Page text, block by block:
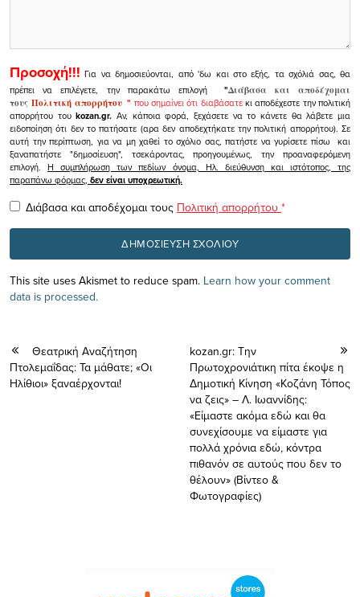
Προσοχή!!! Για να δημοσιεύονται, από 'δω και στο εξής, τα σχόλιά σας, θα
πρέπει να επιλέγετε, την παρακάτω επιλογή
"Διάβασα και αποδέχομαι
τουςΠολιτική απορρήτου" που σημαίνει ότι διαβάσατεκι αποδέχεστε την πολιτική
απορρήτου τουkozan.gr. Αν, κάποια φορά, ξεχάσετε να το κάνετε θα λάβετε μια
ειδοποίηση ότι δεν το πατήσατε (αρα δεν αποδεχτήκατε την πολιτική απορρήτου). Σε
αυτή την περίπτωση, για να μη χαθεί το σχόλιο σας, πατήστε να γυρίσετε πίσω και
ξαναπατήστε "δημοσίευση", τσεκάροντας, προηγουμένως, την προαναφερόμενη
επιλογή.Η συμπλήρωση των πεδίων όνομα, Ηλ. διεύθυνση και ιστότοπος, της
παραπάνω φόρμας, δεν είναι υποχρεωτική.
Διάβασα και αποδέχομαι τους Πολιτική απορρήτου *
This site uses Akismet to reduce spam. Learn how your comment
data is processed.
Θεατρική Αναζήτηση
Πτολεμαΐδας: Τα μάθατε; «Οι
Ηλίθιοι» ξαναέρχονται!
kozan.gr: Την
Πρωτοχρονιάτικη πίτα έκοψε η
Δημοτική Κίνηση «Κοζάνη Τόπος
να ζεις» – Λ. Ιωαννίδης:
«Είμαστε ακόμα εδώ και θα
συνεχίσουμε να είμαστε για
πολλά χρόνια εδώ, κόντρα
πιθανόν σε αυτούς που δεν το
θέλουν» (Βίντεο &
Φωτογραφίες)